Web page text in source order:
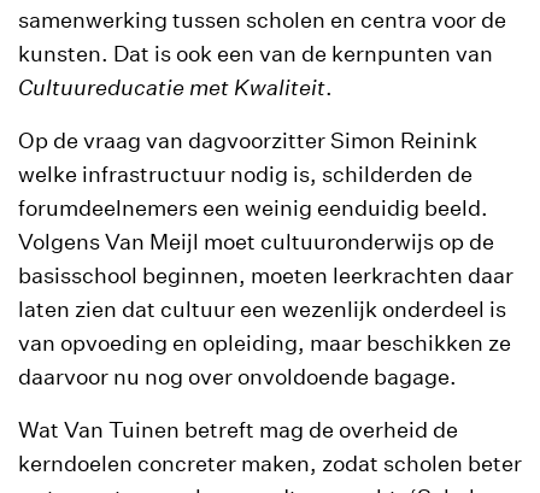
samenwerking tussen scholen en centra voor de
kunsten. Dat is ook een van de kernpunten van
Cultuureducatie met Kwaliteit.
Op de vraag van dagvoorzitter Simon Reinink
welke infrastructuur nodig is, schilderden de
forumdeelnemers een weinig eenduidig beeld.
Volgens Van Meijl moet cultuuronderwijs op de
basisschool beginnen, moeten leerkrachten daar
laten zien dat cultuur een wezenlijk onderdeel is
van opvoeding en opleiding, maar beschikken ze
daarvoor nu nog over onvoldoende bagage.
Wat Van Tuinen betreft mag de overheid de
kerndoelen concreter maken, zodat scholen beter